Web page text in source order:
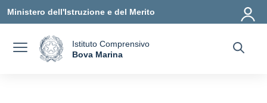
Ministero dell'Istruzione e del Merito
Istituto Comprensivo
Bova Marina